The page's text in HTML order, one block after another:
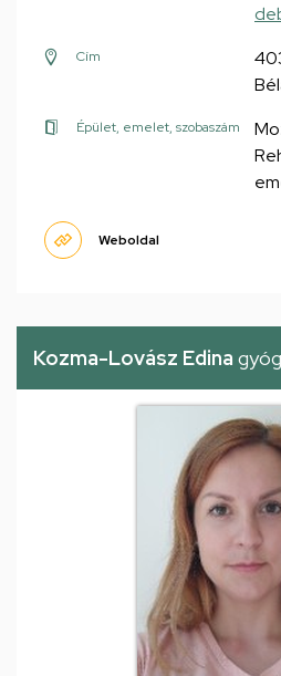
Cím
Épület, emelet, szobaszám
Weboldal
Kozma-Lovász Edina